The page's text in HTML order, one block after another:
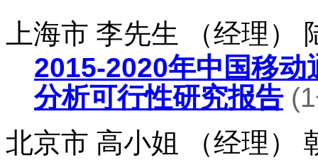
上海市 李先生 （经理）
2015-2020年中国移
分析可行性研究报告(1
北京市 高小姐 （经理）